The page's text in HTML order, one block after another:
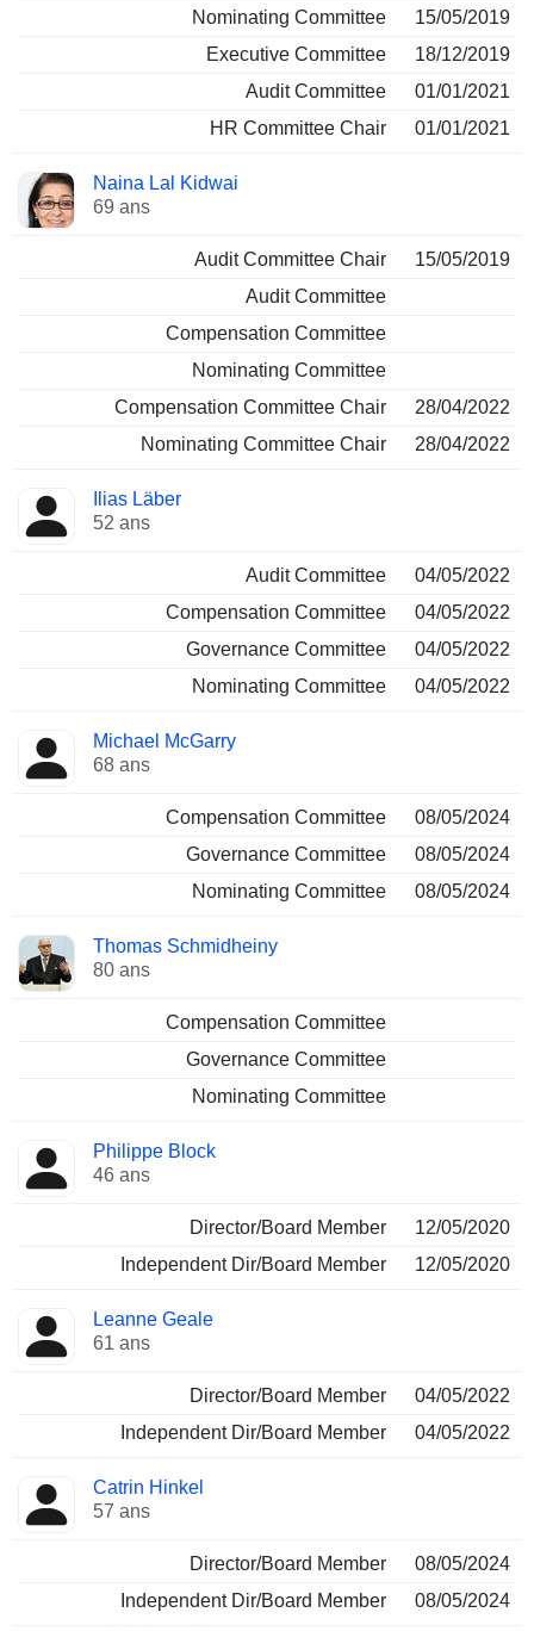
Nominating Committee
15/05/2019
Executive Committee
18/12/2019
Audit Committee
01/01/2021
HR Committee Chair
01/01/2021
Naina Lal Kidwai
69 ans
Audit Committee Chair
15/05/2019
Audit Committee
Compensation Committee
Nominating Committee
Compensation Committee Chair
28/04/2022
Nominating Committee Chair
28/04/2022
Ilias Läber
52 ans
Audit Committee
04/05/2022
Compensation Committee
04/05/2022
Governance Committee
04/05/2022
Nominating Committee
04/05/2022
Michael McGarry
68 ans
Compensation Committee
08/05/2024
Governance Committee
08/05/2024
Nominating Committee
08/05/2024
Thomas Schmidheiny
80 ans
Compensation Committee
Governance Committee
Nominating Committee
Philippe Block
46 ans
Director/Board Member
12/05/2020
Independent Dir/Board Member
12/05/2020
Leanne Geale
61 ans
Director/Board Member
04/05/2022
Independent Dir/Board Member
04/05/2022
Catrin Hinkel
57 ans
Director/Board Member
08/05/2024
Independent Dir/Board Member
08/05/2024